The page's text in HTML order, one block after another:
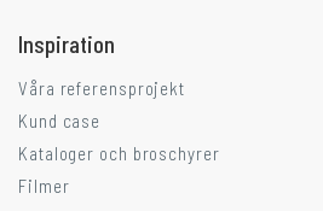
Inspiration
Våra referensprojekt
Kund case
Kataloger och broschyrer
Filmer